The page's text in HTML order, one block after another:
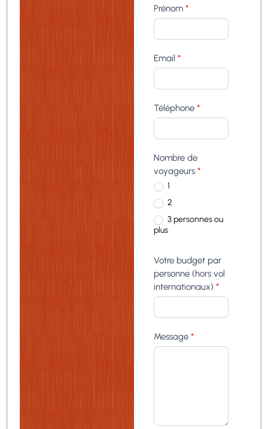
extension
safari
dans
Luangwa
votre
guide
Prénom *
Email *
Téléphone *
Nombre de
voyageurs *
1
2
3 personnes ou
plus
Votre budget par
personne (hors vol
internationaux) *
Message *